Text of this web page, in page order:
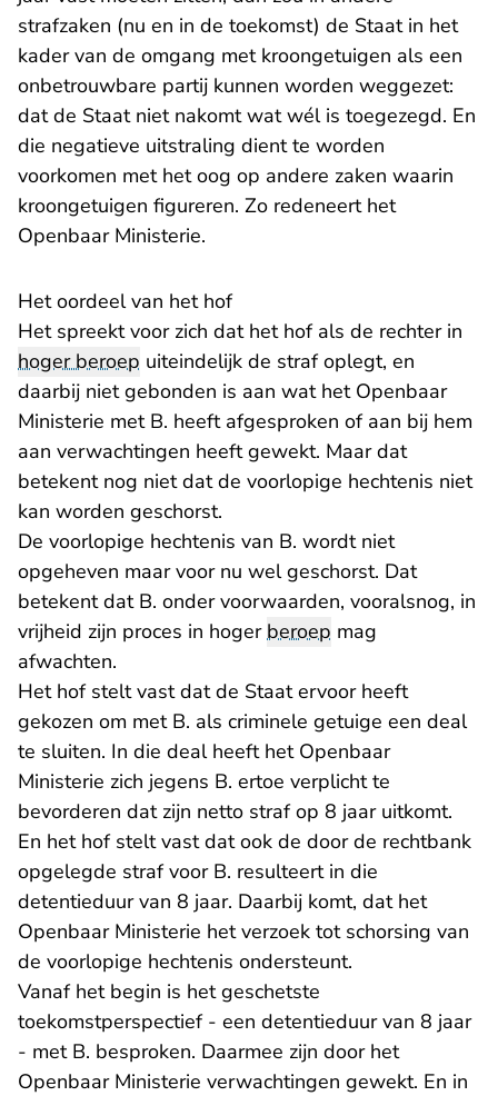
strafzaken (nu en in de toekomst) de Staat in het
kader van de omgang met kroongetuigen als een
onbetrouwbare partij kunnen worden weggezet:
dat de Staat niet nakomt wat wél is toegezegd. En
die negatieve uitstraling dient te worden
voorkomen met het oog op andere zaken waarin
kroongetuigen figureren. Zo redeneert het
Openbaar Ministerie.
Het oordeel van het hof
Het spreekt voor zich dat het hof als de rechter in
hoger beroep uiteindelijk de straf oplegt, en
daarbij niet gebonden is aan wat het Openbaar
Ministerie met B. heeft afgesproken of aan bij hem
aan verwachtingen heeft gewekt. Maar dat
betekent nog niet dat de voorlopige hechtenis niet
kan worden geschorst.
De voorlopige hechtenis van B. wordt niet
opgeheven maar voor nu wel geschorst. Dat
betekent dat B. onder voorwaarden, vooralsnog, in
vrijheid zijn proces in hogerberoep mag
afwachten.
Het hof stelt vast dat de Staat ervoor heeft
gekozen om met B. als criminele getuige een deal
te sluiten. In die deal heeft het Openbaar
Ministerie zich jegens B. ertoe verplicht te
bevorderen dat zijn netto straf op 8 jaar uitkomt.
En het hof stelt vast dat ook de door de rechtbank
opgelegde straf voor B. resulteert in die
detentieduur van 8 jaar. Daarbij komt, dat het
Openbaar Ministerie het verzoek tot schorsing van
de voorlopige hechtenis ondersteunt.
Vanaf het begin is het geschetste
toekomstperspectief - een detentieduur van 8 jaar
- met B. besproken. Daarmee zijn door het
Openbaar Ministerie verwachtingen gewekt. En in